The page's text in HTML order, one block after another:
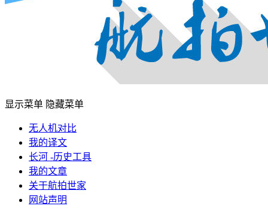
显示菜单 隐藏菜单
无人机对比
我的译文
长河 -历史工具
我的文章
关于航拍世家
网站声明